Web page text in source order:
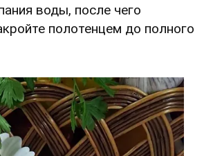
воды, после чего
полотенцем до полного